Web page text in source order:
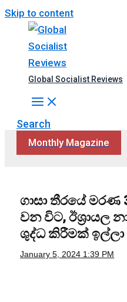
Skip to content
Global Socialist Reviews
Search
Monthly Magazine
ගාසා තීරයේ
වන විට, ඊශ්‍රායල
ශුද්ධ කිරීමක්
January 5, 2024 1:39 PM